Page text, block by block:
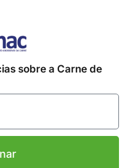
sobre a Carne de